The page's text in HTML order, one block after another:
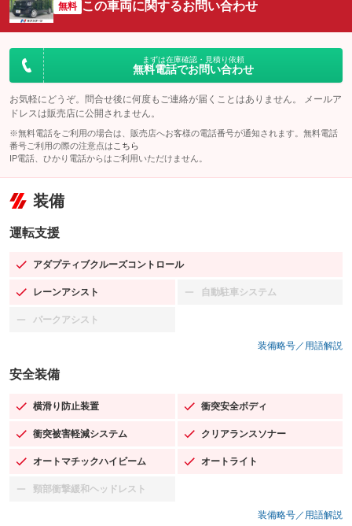
無料 この車両に関するお問い合わせ
まずは在庫確認・見積り依頼
無料電話でお問い合わせ
お気軽にどうぞ。問合せ後に何度もご連絡が届くことはありません。 メールア
ドレスは販売店に公開されません。
※無料電話をご利用の場合は、販売店へお客様の電話番号が通知されます。無料電話
番号ご利用の際の注意点は こちら
IP電話、ひかり電話からはご利用いただけません。
装備
運転支援
アダプティブクルーズコントロール
：装備あり
レーンアシスト
：装備あり 自動駐車システム
：装備なし
パークアシスト
：装備なし
装備略号／用語解説
安全装備
横滑り防止装置
：装備あり 衝突安全ボディ
：装備あり
衝突被害軽減システム
：装備あり クリアランスソナー
：装備あり
オートマチックハイビーム
：装備あり オートライト
：装備あり
頸部衝撃緩和ヘッドレスト
：装備なし
装備略号／用語解説